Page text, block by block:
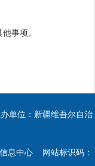
事项。
位：新疆维吾尔自治
息中心 网站标识码：